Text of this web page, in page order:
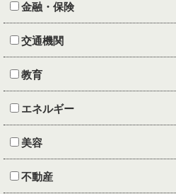
金融・保険
交通機関
教育
エネルギー
美容
不動産